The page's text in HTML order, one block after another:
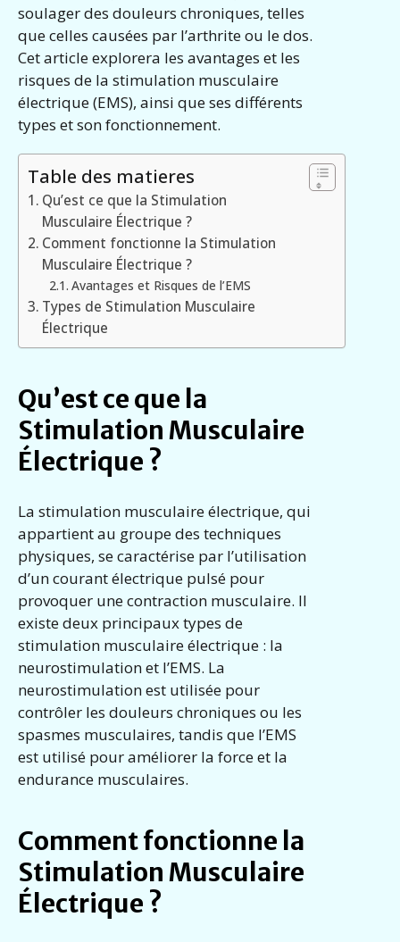
soulager des douleurs chroniques, telles
que celles causées par l’arthrite ou le dos.
Cet article explorera les avantages et les
risques de la stimulation musculaire
électrique (EMS), ainsi que ses différents
types et son fonctionnement.
Table des matieres
Qu’est ce que la Stimulation
Musculaire Électrique ?
Comment fonctionne la Stimulation
Musculaire Électrique ?
Avantages et Risques de l’EMS
Types de Stimulation Musculaire
Électrique
Qu’est ce que la
Stimulation Musculaire
Électrique ?
La stimulation musculaire électrique, qui
appartient au groupe des techniques
physiques, se caractérise par l’utilisation
d’un courant électrique pulsé pour
provoquer une contraction musculaire. Il
existe deux principaux types de
stimulation musculaire électrique : la
neurostimulation et l’EMS. La
neurostimulation est utilisée pour
contrôler les douleurs chroniques ou les
spasmes musculaires, tandis que l’EMS
est utilisé pour améliorer la force et la
endurance musculaires.
Comment fonctionne la
Stimulation Musculaire
Électrique ?